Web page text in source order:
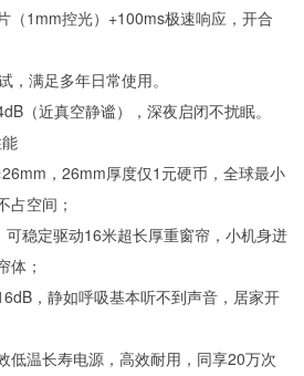
（1mm控光）+100ms极速响应，开合
，满足多年日常使用。
（近真空静谧），深夜启闭不扰眠。
，26mm厚度仅1元硬币，全球最小
占空间；
稳定驱动16米超长厚重窗帘，小机身迸
体；
，静如呼吸基本听不到声音，居家开
低温长寿电源，高效耐用，同享20万次